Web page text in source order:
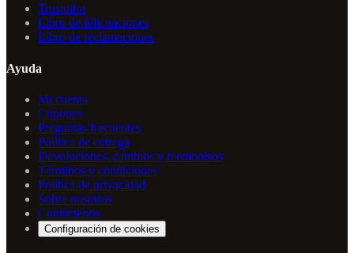
Trustpilot
Libro de felicitaciones
Libro de reclamaciones
Ayuda
Mi cuenta
Cupones
Preguntas frecuentes
Política de entrega
Devoluciones, cambios y reembolsos
Términos y condiciones
Política de privacidad
Sobre nosotros
Contáctenos
Configuración de cookies